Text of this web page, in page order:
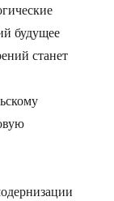
будущее
станет